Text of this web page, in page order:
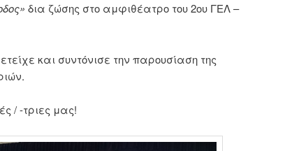
δια ζώσης στο αμφιθέατρο του 2ου ΓΕΛ –
και συντόνισε την παρουσίαση της
/ -τριες μας!